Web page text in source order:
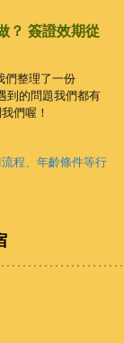
？ 簽證效期從
們整理了一份
到的問題我們都有
們喔！
程、年齡條件等行